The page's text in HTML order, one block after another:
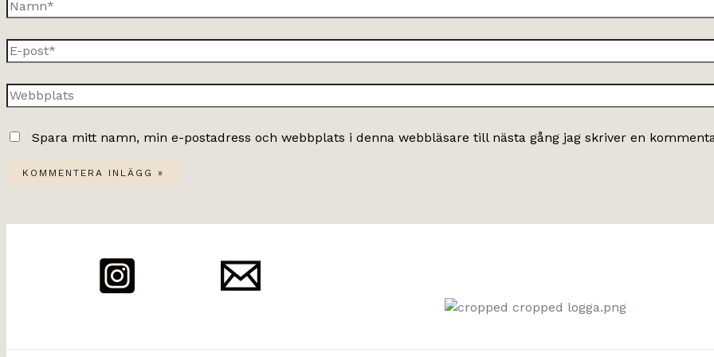
E-
post*
Webbplats
Spara mitt namn, min e-postadress och webbplats i denna webbläsare till nästa gång jag skriver en